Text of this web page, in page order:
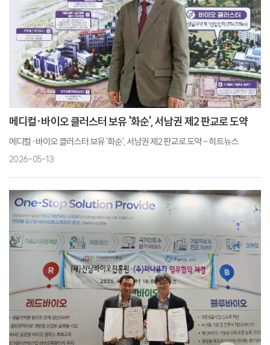
메디컬·바이오 클러스터 보유 '화순', 서남권 제2 판교로 도약
메디컬·바이오 클러스터 보유 '화순', 서남권 제2 판교로 도약 - 히트뉴스
2026-05-13